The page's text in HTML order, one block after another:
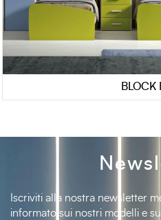
BLOCK
Iscriviti alla nostra newsletter
informato sui nostri modelli e